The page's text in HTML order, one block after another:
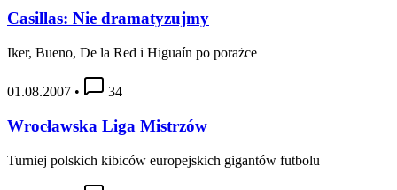
Casillas: Nie dramatyzujmy
Iker, Bueno, De la Red i Higuaín po porażce
01.08.2007 • 34
Wrocławska Liga Mistrzów
Turniej polskich kibiców europejskich gigantów futbolu